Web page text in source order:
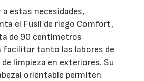
a estas necesidades,
el Fusil de riego Comfort,
de 90 centímetros
facilitar tanto las labores de
limpieza en exteriores. Su
orientable permiten